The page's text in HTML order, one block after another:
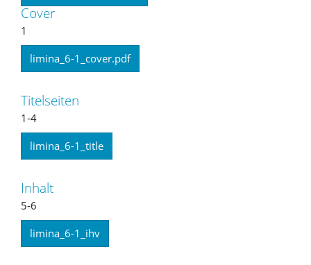
Cover
1
limina_6-1_cover.pdf
Titelseiten
1-4
limina_6-1_title
Inhalt
5-6
limina_6-1_ihv